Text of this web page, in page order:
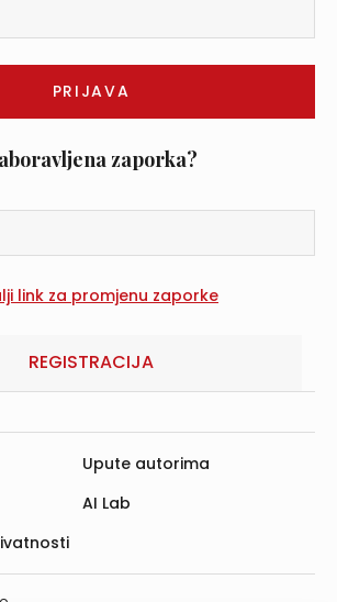
zaporka?
REGISTRACIJA
Upute autorima
AI Lab